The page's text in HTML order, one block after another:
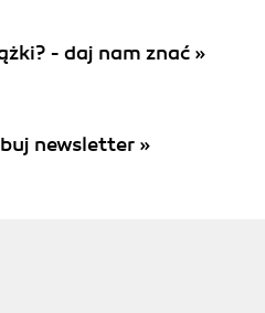
- daj nam znać »
newsletter »